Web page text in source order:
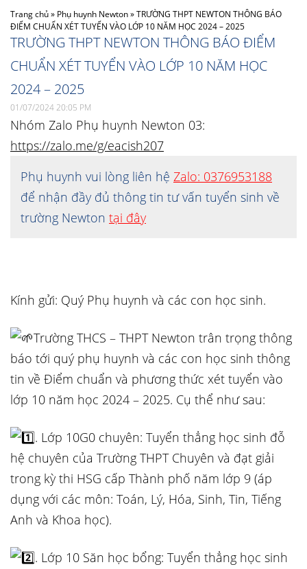
Trang chủ» Phụ huynh Newton»TRƯỜNG THPT NEWTON THÔNG BÁO
ĐIỂM CHUẨN XÉT TUYỂN VÀO LỚP 10 NĂM HỌC 2024 – 2025
TRƯỜNG THPT NEWTON THÔNG BÁO ĐIỂM
CHUẨN XÉT TUYỂN VÀO LỚP 10 NĂM HỌC
2024 – 2025
01/07/2024 20:05 PM
Nhóm Zalo Phụ huynh Newton 03:
https://zalo.me/g/eacish207
Phụ huynh vui lòng liên hệ Zalo: 0376953188
để nhận đầy đủ thông tin tư vấn tuyển sinh về
trường Newton tại đây
Kính gửi: Quý Phụ huynh và các con học sinh.
Trường THCS – THPT Newton trân trọng thông
báo tới quý phụ huynh và các con học sinh thông
tin về Điểm chuẩn và phương thức xét tuyển vào
lớp 10 năm học 2024 – 2025. Cụ thể như sau:
. Lớp 10G0 chuyên: Tuyển thẳng học sinh đỗ
hệ chuyên của Trường THPT Chuyên và đạt giải
trong kỳ thi HSG cấp Thành phố năm lớp 9 (áp
dụng với các môn: Toán, Lý, Hóa, Sinh, Tin, Tiếng
Anh và Khoa học).
. Lớp 10 Săn học bổng: Tuyển thẳng học sinh